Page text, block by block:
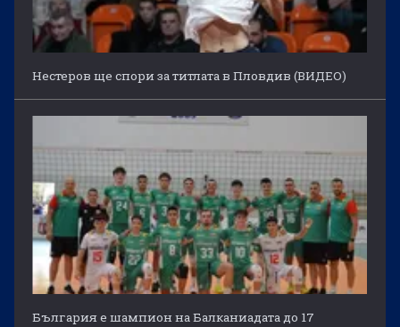
Нестеров ще спори за титлата в Пловдив (ВИДЕО)
България е шампион на Балканиадата до 17